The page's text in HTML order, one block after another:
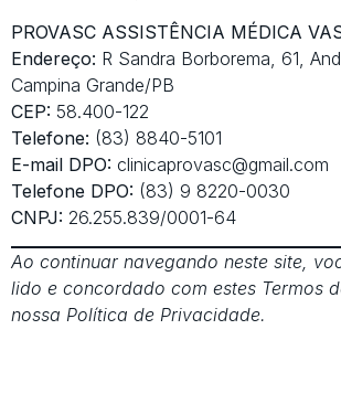
PROVASC ASSISTÊNCIA MÉDICA
Endereço: R Sandra Borborema, 61,
Campina Grande/PB
CEP: 58.400-122
Telefone: (83) 8840-5101
E-mail DPO: clinicaprovasc@gmail.com
Telefone DPO: (83) 9 8220-0030
CNPJ: 26.255.839/0001-64
Ao continuar navegando neste site,
lido e concordado com estes Termos
nossa Política de Privacidade.